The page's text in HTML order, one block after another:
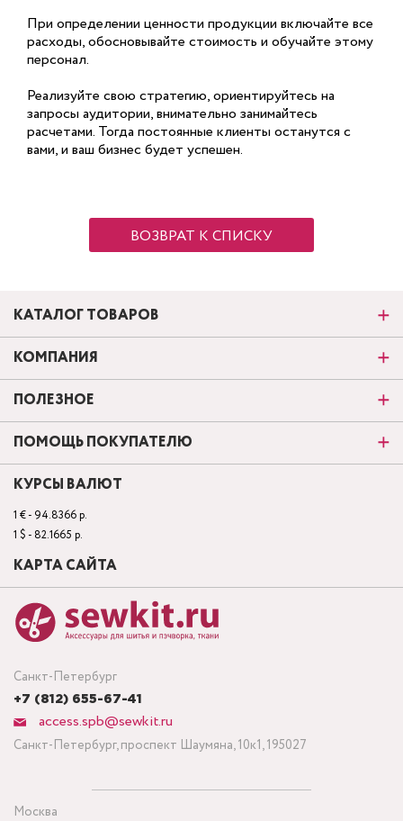
При определении ценности продукции включайте все
расходы, обосновывайте стоимость и обучайте этому
персонал.
Реализуйте свою стратегию, ориентируйтесь на
запросы аудитории, внимательно занимайтесь
расчетами. Тогда постоянные клиенты останутся с
вами, и ваш бизнес будет успешен.
ВОЗВРАТ К СПИСКУ
Санкт-Петербург
+7 (812) 655-67-41
access.spb@sewkit.ru
Санкт-Петербург, проспект Шаумяна, 10к1, 195027
Москва
КАТАЛОГ ТОВАРОВ
КОМПАНИЯ
ПОЛЕЗНОЕ
ПОМОЩЬ ПОКУПАТЕЛЮ
КУРСЫ ВАЛЮТ
1 € - 94.8366 р.
1 $ - 82.1665 р.
КАРТА САЙТА